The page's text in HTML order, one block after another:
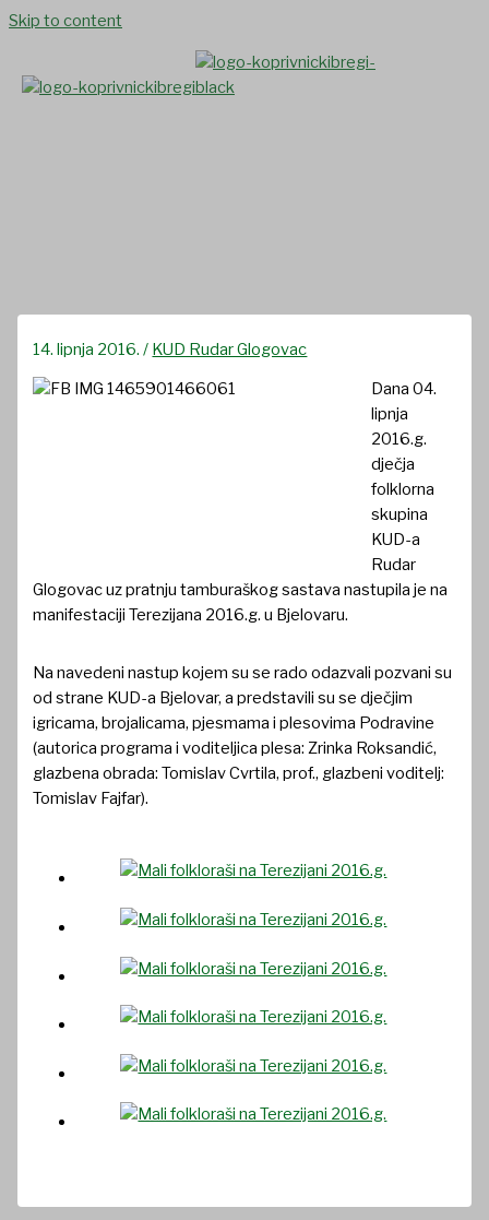
Skip to content
14. lipnja 2016./ KUD Rudar Glogovac
Dana 04.
lipnja
2016.g.
dječja
folklorna
skupina
KUD-a
Rudar
Glogovac uz pratnju tamburaškog sastava nastupila je na
manifestaciji Terezijana 2016.g. u Bjelovaru.
Na navedeni nastup kojem su se rado odazvali pozvani su
od strane KUD-a Bjelovar, a predstavili su se dječjim
igricama, brojalicama, pjesmama i plesovima Podravine
(autorica programa i voditeljica plesa: Zrinka Roksandić,
glazbena obrada: Tomislav Cvrtila, prof., glazbeni voditelj:
Tomislav Fajfar).